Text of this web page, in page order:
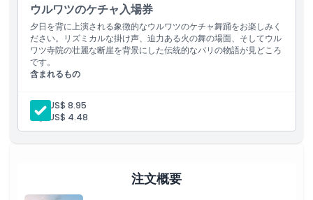
除外事項
営業時間
注意事項
ウルワツのケチャ入場券
夕日を背に上演される象徴的なウルワツのケチャ舞踊をお楽しみく
ださい。リズミカルな掛け声、迫力ある火の舞の場面、そしてウル
ワツ寺院の壮麗な断崖を背景にした伝統的なバリの物語が見どころ
です。
含まれるもの
大人: US$ 8.95
子供:
US$ 4.48
注文概要